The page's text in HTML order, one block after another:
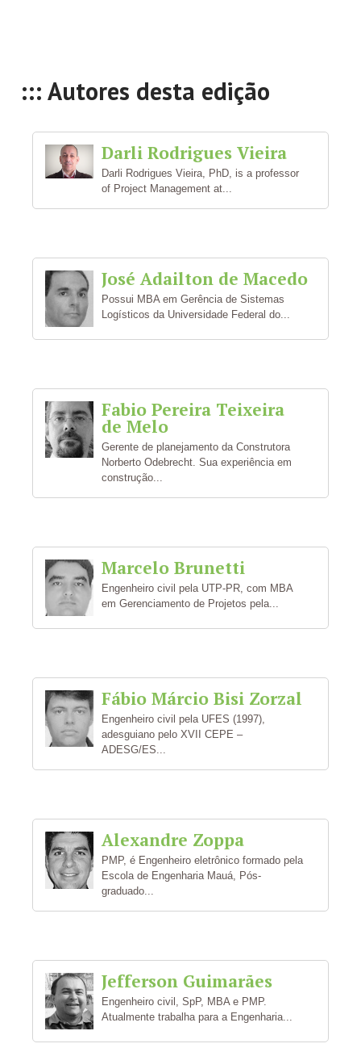
::: Autores desta edição
Darli Rodrigues Vieira
Darli Rodrigues Vieira, PhD, is a professor
of Project Management at...
José Adailton de Macedo
Possui MBA em Gerência de Sistemas
Logísticos da Universidade Federal do...
Fabio Pereira Teixeira
de Melo
Gerente de planejamento da Construtora
Norberto Odebrecht. Sua experiência em
construção...
Marcelo Brunetti
Engenheiro civil pela UTP-PR, com MBA
em Gerenciamento de Projetos pela...
Fábio Márcio Bisi Zorzal
Engenheiro civil pela UFES (1997),
adesguiano pelo XVII CEPE –
ADESG/ES...
Alexandre Zoppa
PMP, é Engenheiro eletrônico formado pela
Escola de Engenharia Mauá, Pós-
graduado...
Jefferson Guimarães
Engenheiro civil, SpP, MBA e PMP.
Atualmente trabalha para a Engenharia...